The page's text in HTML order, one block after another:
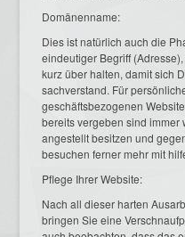
Domänenname:
Dies ist natürlich auch die
eindeutiger Begriff
kurz über halten, damit sich
sachverstand. Für
geschäftsbezogenen
bereits vergeben sind immer
angestellt besitzen und
besuchen ferner mehr mit
Pflege Ihrer Website:
Nach all dieser harten
bringen Sie eine